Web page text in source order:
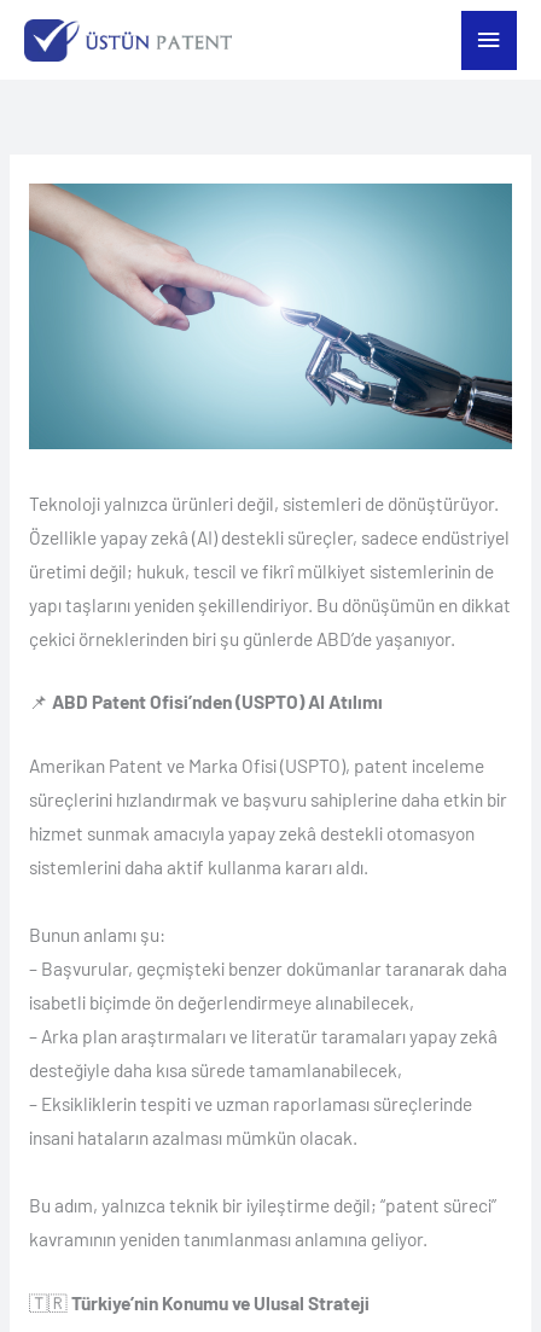
İçeriğe
atla
Ana
Teknoloji yalnızca ürünleri değil, sistemleri de dönüştürüyor.
Özellikle yapay zekâ (AI) destekli süreçler, sadece endüstriyel
üretimi değil; hukuk, tescil ve fikrî mülkiyet sistemlerinin de
yapı taşlarını yeniden şekillendiriyor. Bu dönüşümün en dikkat
çekici örneklerinden biri şu günlerde ABD’de yaşanıyor.
📌 ABD Patent Ofisi’nden (USPTO) AI Atılımı
Amerikan Patent ve Marka Ofisi (USPTO), patent inceleme
süreçlerini hızlandırmak ve başvuru sahiplerine daha etkin bir
hizmet sunmak amacıyla yapay zekâ destekli otomasyon
sistemlerini daha aktif kullanma kararı aldı.
Bunun anlamı şu:
– Başvurular, geçmişteki benzer dokümanlar taranarak daha
isabetli biçimde ön değerlendirmeye alınabilecek,
– Arka plan araştırmaları ve literatür taramaları yapay zekâ
desteğiyle daha kısa sürede tamamlanabilecek,
– Eksikliklerin tespiti ve uzman raporlaması süreçlerinde
insani hataların azalması mümkün olacak.
Bu adım, yalnızca teknik bir iyileştirme değil; “patent süreci”
kavramının yeniden tanımlanması anlamına geliyor.
🇹🇷Türkiye’nin Konumu ve Ulusal Strateji